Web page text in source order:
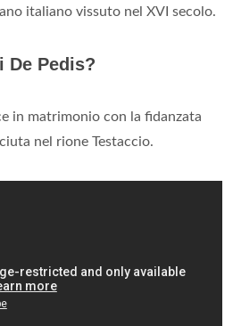
italiano vissuto nel XVI secolo.
De Pedis?
in matrimonio con la fidanzata
nel rione Testaccio.